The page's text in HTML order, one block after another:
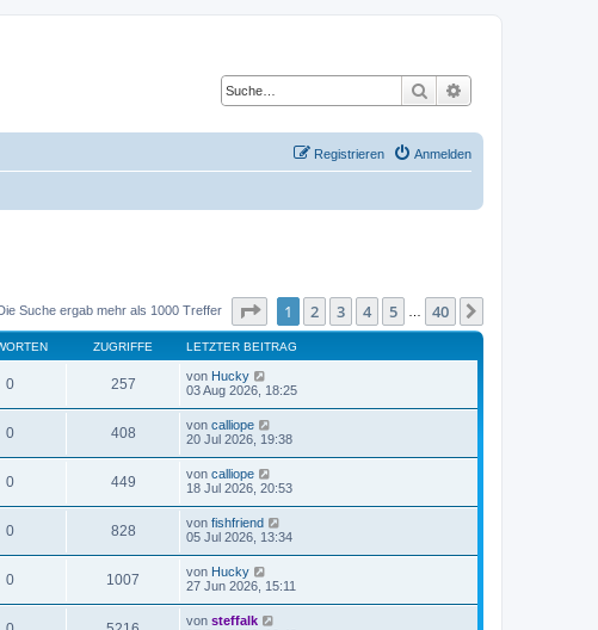
Suche
Anmelden
Registrieren
Suche ergab mehr als 1000 Treffer Seite von40
1 2 3 4 5 40
ZUGRIFFE LETZTER BEITRAG
0 257 von Hucky
03 Aug 2026, 18:25
0 408 von calliope
20 Jul 2026, 19:38
0 449 von calliope
18 Jul 2026, 20:53
0 828 von fishfriend
05 Jul 2026, 13:34
0 1007 von Hucky
27 Jun 2026, 15:11
von steffalk